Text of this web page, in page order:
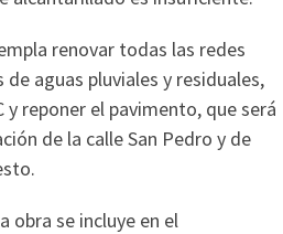
renovar todas las redes
aguas pluviales y residuales,
y reponer el pavimento, que será
de la calle San Pedro y de
obra se incluye en el